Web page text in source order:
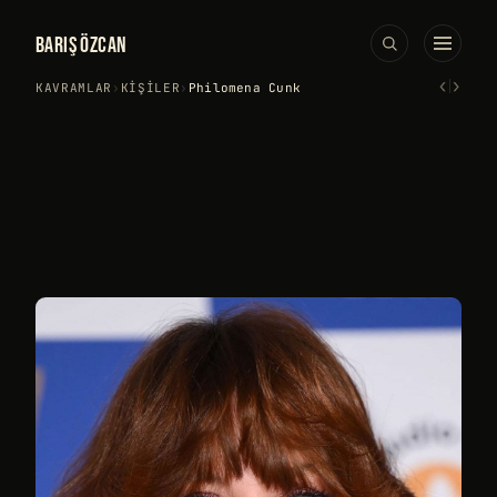
BARIŞ ÖZCAN
KAVRAMLAR › KIŞILER › Philomena Cunk ‹›